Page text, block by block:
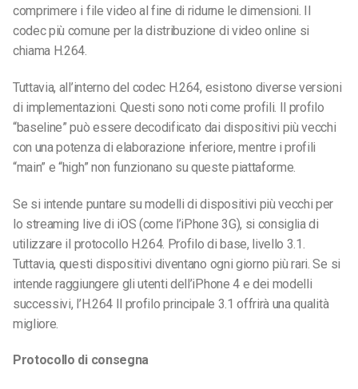
comprimere i file video al fine di ridurne le dimensioni. Il
codec più comune per la distribuzione di video online si
chiama H.264.
Tuttavia, all’interno del codec H.264, esistono diverse versioni
di implementazioni. Questi sono noti come profili. Il profilo
“baseline” può essere decodificato dai dispositivi più vecchi
con una potenza di elaborazione inferiore, mentre i profili
“main” e “high” non funzionano su queste piattaforme.
Se si intende puntare su modelli di dispositivi più vecchi per
lo streaming live di iOS (come l’iPhone 3G), si consiglia di
utilizzare il protocollo H.264. Profilo di base, livello 3.1.
Tuttavia, questi dispositivi diventano ogni giorno più rari. Se si
intende raggiungere gli utenti dell’iPhone 4 e dei modelli
successivi, l’H.264 Il profilo principale 3.1 offrirà una qualità
migliore.
Protocollo di consegna